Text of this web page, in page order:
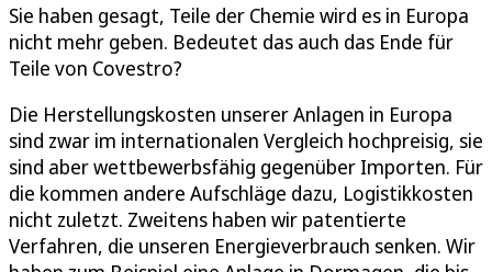
Sie haben gesagt, Teile der Chemie wird es in Europa
nicht mehr geben. Bedeutet das auch das Ende für
Teile von Covestro?
Die Herstellungskosten unserer Anlagen in Europa
sind zwar im internationalen Vergleich hochpreisig, sie
sind aber wettbewerbsfähig gegenüber Importen. Für
die kommen andere Aufschläge dazu, Logistikkosten
nicht zuletzt. Zweitens haben wir patentierte
Verfahren, die unseren Energieverbrauch senken. Wir